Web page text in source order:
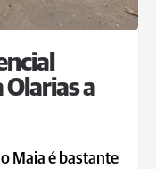
a
Maia é bastante